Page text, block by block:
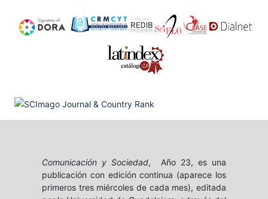
Comunicación y Sociedad, Año 23, es una
publicación con edición continua (aparece los
primeros tres miércoles de cada mes), editada